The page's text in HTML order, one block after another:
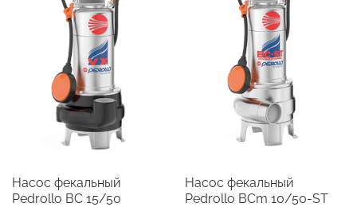
Насос фекальный
Pedrollo BC 15/50
Насос фекальный
Pedrollo BCm 10/50-ST